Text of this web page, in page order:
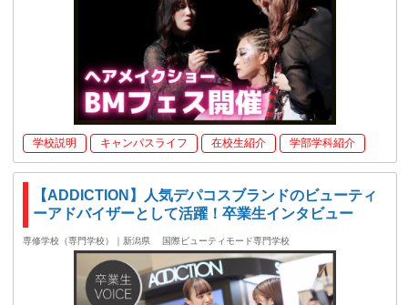
学校説明 キャンパスライフ 在校生紹介 学部学科紹介
【ADDICTION】人気デパコスブランドのビューティ
ーアドバイザーとして活躍！卒業生インタビュー
専修学校（専門学校）｜新潟県 国際ビューティモード専門学校